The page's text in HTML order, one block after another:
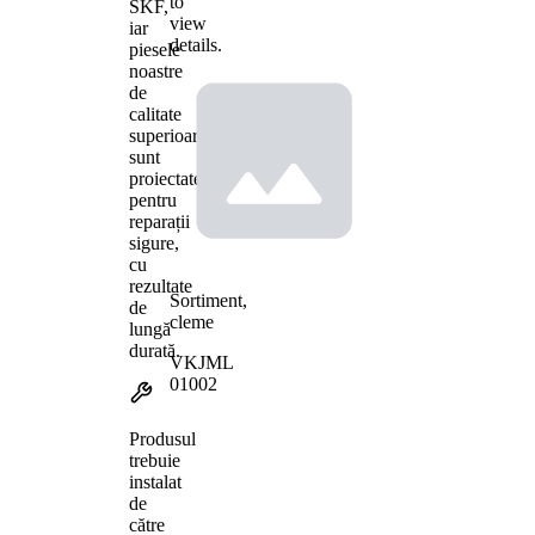
SKF,
iar
piesele
noastre
de
calitate
superioară
sunt
proiectate
pentru
reparații
sigure,
cu
rezultate
de
lungă
durată.
Produsul
trebuie
instalat
de
către
view
details.
Sortiment,
cleme
VKJML
01002